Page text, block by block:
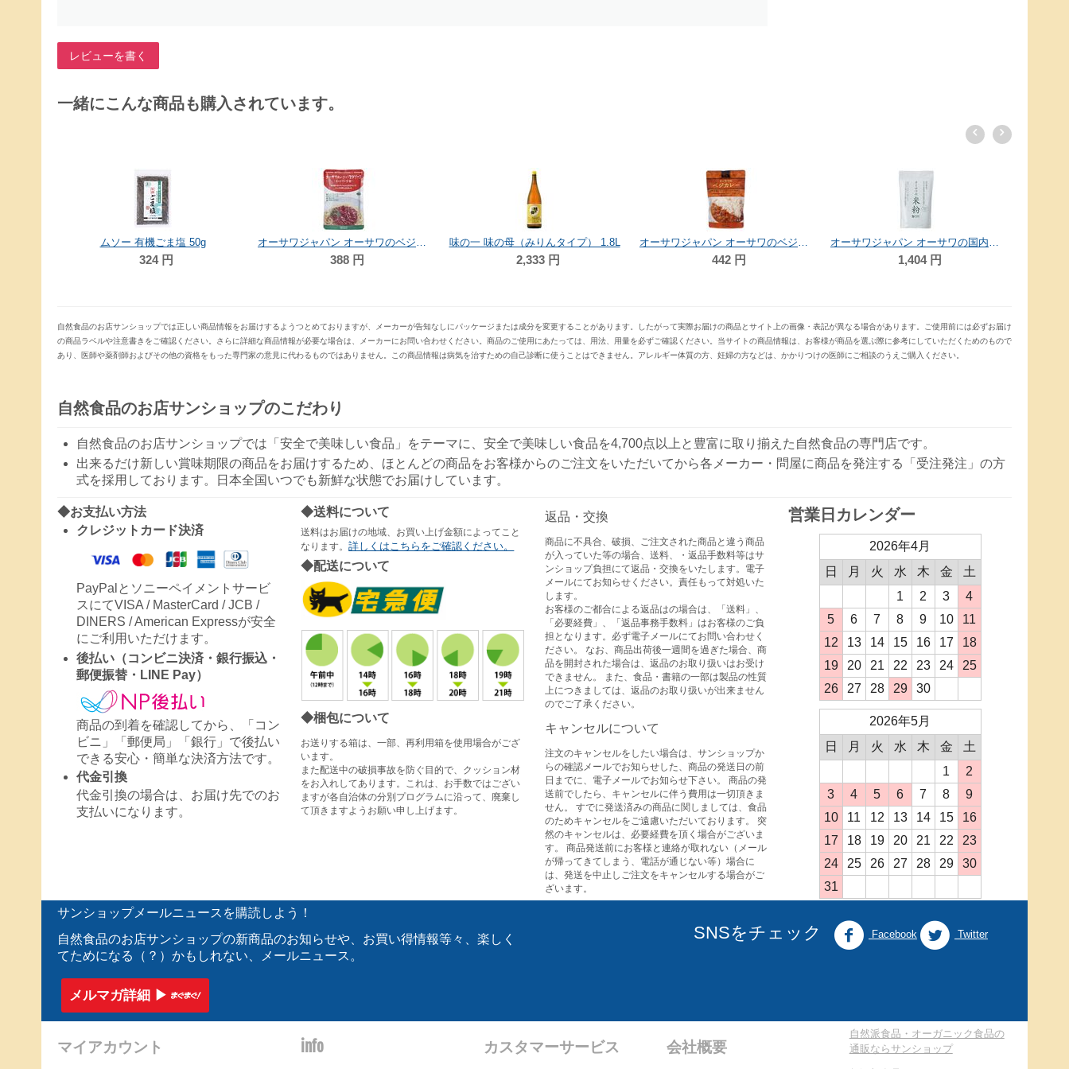
レビューを書く
一緒にこんな商品も購入されています。
クラウンフーヅ 有機レーズン 105g ヤマヤ醤油 浜納豆 86g ムソー 有機ごま塩 50g オーサワジャパン オーサワのベジミートソース 140g 味の一 味の母（みりんタイプ） 1.8L
自然食品のお店サンショップでは正しい商品情報をお届けするようつとめておりますが、メーカーが告知なしにパッケージまたは成分を変更することがあります。したがって実際お届けの商品とサイト上の画像・表記が異なる場合があります。ご使用前には必ずお届け
の商品ラベルや注意書きをご確認ください。さらに詳細な商品情報が必要な場合は、メーカーにお問い合わせください。商品のご使用にあたっては、用法、用量を必ずご確認ください。当サイトの商品情報は、お客様が商品を選ぶ際に参考にしていただくためのもので
あり、医師や薬剤師およびその他の資格をもった専門家の意見に代わるものではありません。この商品情報は病気を治すための自己診断に使うことはできません。アレルギー体質の方、妊婦の方などは、かかりつけの医師にご相談のうえご購入ください。
自然食品のお店サンショップのこだわり
自然食品のお店サンショップでは「安全で美味しい食品」をテーマに、安全で美味しい食品を4,700点以上と豊富に取り揃えた自然食品の専門店です。
出来るだけ新しい賞味期限の商品をお届けするため、ほとんどの商品をお客様からのご注文をいただいてから各メーカー・問屋に商品を発注する「受注発注」の方
式を採用しております。日本全国いつでも新鮮な状態でお届けしています。
◆お支払い方法
クレジットカード決済
PayPalとソニーペイメントサービ
スにてVISA / MasterCard / JCB /
DINERS / American Expressが安全
にご利用いただけます。
後払い（コンビニ決済・銀行振込・
郵便振替・LINE Pay）
商品の到着を確認してから、「コン
ビニ」「郵便局」「銀行」で後払い
できる安心・簡単な決済方法です。
代金引換
代金引換の場合は、お届け先でのお
支払いになります。
◆送料について
送料はお届けの地域、お買い上げ金額によってこと
なります。詳しくはこちらをご確認ください。
◆配送について
◆梱包について
お送りする箱は、一部、再利用箱を使用場合がござ
います。
また配送中の破損事故を防ぐ目的で、クッション材
をお入れしてあります。これは、お手数ではござい
ますが各自治体の分別プログラムに沿って、廃棄し
て頂きますようお願い申し上げます。
返品・交換
商品に不具合、破損、ご注文された商品と違う商品
が入っていた等の場合、送料、・返品手数料等はサ
ンショップ負担にて返品・交換をいたします。電子
メールにてお知らせください。責任もって対処いた
します。
お客様のご都合による返品はの場合は、「送料」、
「必要経費」、「返品事務手数料」はお客様のご負
担となります。必ず電子メールにてお問い合わせく
ださい。 なお、商品出荷後一週間を過ぎた場合、商
品を開封された場合は、返品のお取り扱いはお受け
できません。 また、食品・書籍の一部は製品の性質
上につきましては、返品のお取り扱いが出来ません
のでご了承ください。
キャンセルについて
注文のキャンセルをしたい場合は、サンショップか
らの確認メールでお知らせした、商品の発送日の前
日までに、電子メールでお知らせ下さい。 商品の発
送前でしたら、キャンセルに伴う費用は一切頂きま
せん。 すでに発送済みの商品に関しましては、食品
のためキャンセルをご遠慮いただいております。 突
然のキャンセルは、必要経費を頂く場合がございま
す。 商品発送前にお客様と連絡が取れない（メール
が帰ってきてしまう、電話が通じない等）場合に
は、発送を中止しご注文をキャンセルする場合がご
ざいます。
営業日カレンダー
2026年4月
日
月 火 水 木 金
土
1
2 3
4
5
6 7 8 9 10
11
12
13 14 15 16 17
18
19
20 21 22 23 24
25
26
27 28 29 30
2026年5月
日
月 火 水 木 金
土
1
2
3
4 5 6 7 8
9
10
11 12 13 14 15
16
17
18 19 20 21 22
23
24
25 26 27 28 29
30
31
サンショップメールニュースを購読しよう！
自然食品のお店サンショップの新商品のお知らせや、お買い得情報等々、楽しく
てためになる（？）かもしれない、メールニュース。
メルマガ詳細 ▶︎
SNSをチェック Facebook Twitter
マイアカウント info カスタマーサービス 会社概要
自然派食品・オーガニック食品の
通販ならサンショップ